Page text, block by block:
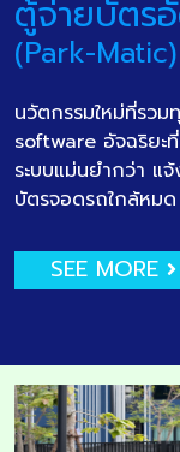
ตู้จ่ายบัตร
(Park-Matic)
นวัตกรรมใหม่ที่รวม
software อัจฉริยะ
ระบบแม่นยำกว่า แ
บัตรจอดรถใกล้หมด
SEE MORE